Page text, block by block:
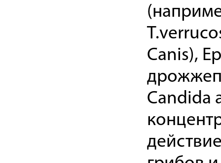
Canis),
Candida